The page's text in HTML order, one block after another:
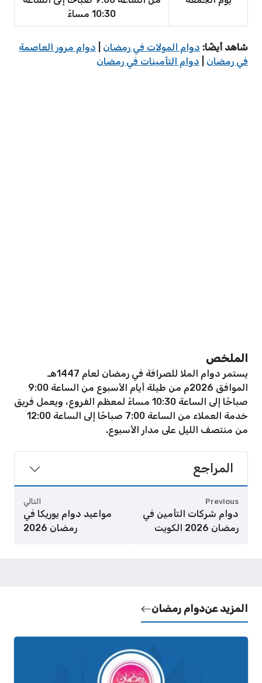
10:30 مساءً
شاهد أيضًا: دوام المولات في رمضان
دوام مرور العاصمة
في رمضان
دوام التأمينات في رمضان
الملخص
يستمر دوام الملا للصرافة في رمضان لعام 1447هـ
الموافق 2026م من طيلة أيام الأسبوع من الساعة 9:00
صباحًا إلى الساعة 10:30 مساءً لمعظم الفروع، ويعمل فريق
خدمة العملاء من الساعة 7:00 صباحًا إلى الساعة 12:00
من منتصف الليل على مدار الأسبوع.
المراجع
Previous
دوام شركات التأمين في
رمضان 2026 الكويت
التالي
مواعيد دوام يوريكا في
رمضان 2026
المزيد عندوام رمضان